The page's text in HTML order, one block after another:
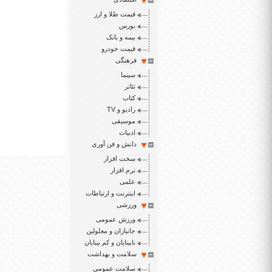
قیمت طلا و ارز
بورس
بیمه و بانک
قیمت خودرو
فرهنگی
سینما
تئاتر
کتاب
رادیو و TV
موسیقی
ادبیات
دانش و فن آوری
سخت افزار
نرم افزار
علمی
اینترنت و ارتباطات
ورزشی
ورزش عمومی
جانبازان و معلولین
نابینایان و کم بینایان
سلامت و بهداشت
سلامت عمومی